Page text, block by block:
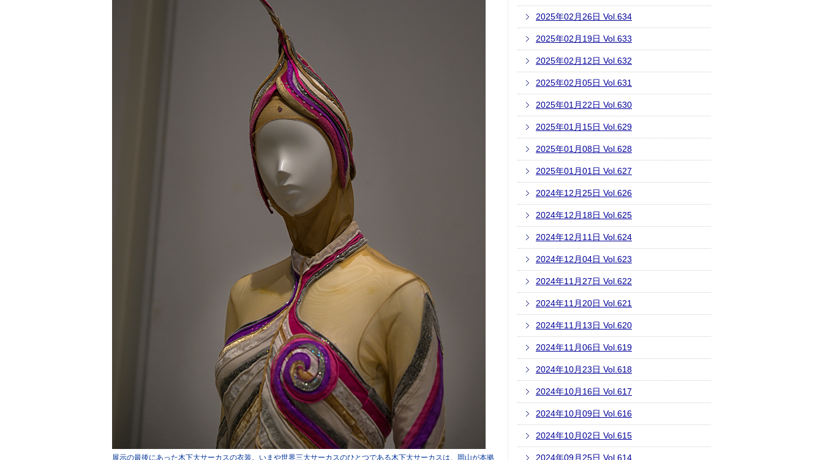
展示の最後にあった木下大サーカスの衣装。いまや世界三大サーカスのひとつである木下大サーカスは、岡山が本拠
2025年02月26日 Vol.634
2025年02月19日 Vol.633
2025年02月12日 Vol.632
2025年02月05日 Vol.631
2025年01月22日 Vol.630
2025年01月15日 Vol.629
2025年01月08日 Vol.628
2025年01月01日 Vol.627
2024年12月25日 Vol.626
2024年12月18日 Vol.625
2024年12月11日 Vol.624
2024年12月04日 Vol.623
2024年11月27日 Vol.622
2024年11月20日 Vol.621
2024年11月13日 Vol.620
2024年11月06日 Vol.619
2024年10月23日 Vol.618
2024年10月16日 Vol.617
2024年10月09日 Vol.616
2024年10月02日 Vol.615
2024年09月25日 Vol.614